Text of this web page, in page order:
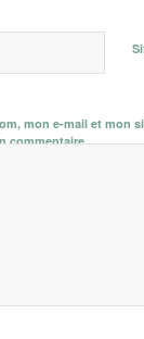
mon e-mail et mon
commentaire.